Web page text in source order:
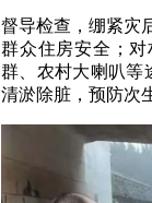
督导检查，绷紧灾
群众住房安全；
群、农村大喇叭等
清淤除脏，预防次